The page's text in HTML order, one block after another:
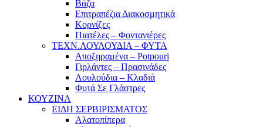
Βάζα
Επιτραπέζια Διακοσμητικά
Κορνίζες
Πιατέλες – Φοντανιέρες
ΤΕΧΝ.ΛΟΥΛΟΥΔΙΑ – ΦΥΤΑ
Αποξηραμένα – Potpouri
Γιρλάντες – Πρασινάδες
Λουλούδια – Κλαδιά
Φυτά Σε Γλάστρες
ΚΟΥΖΙΝΑ
ΕΙΔΗ ΣΕΡΒΙΡΙΣΜΑΤΟΣ
Αλατοπίπερα